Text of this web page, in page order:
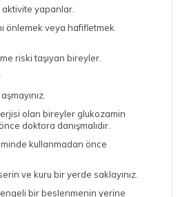
yapanlar.
önlemek veya hafifletmek
riski taşıyan bireyler.
olan bireyler glukozamin
doktora danışmalıdır.
kullanmadan önce
ve kuru bir yerde saklayınız.
bir beslenmenin yerine